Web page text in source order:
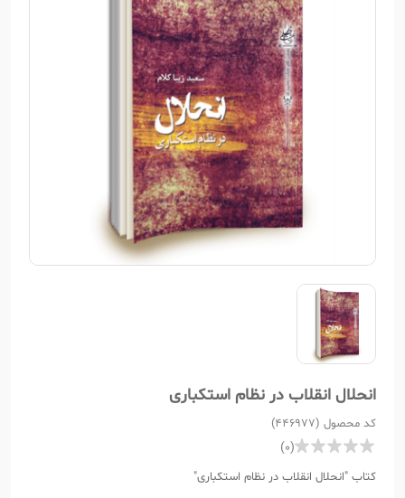
انحلال انقلاب در نظام استکباری
کد محصول (446977)
(0)
کتاب "انحلال انقلاب در نظام استکباری"